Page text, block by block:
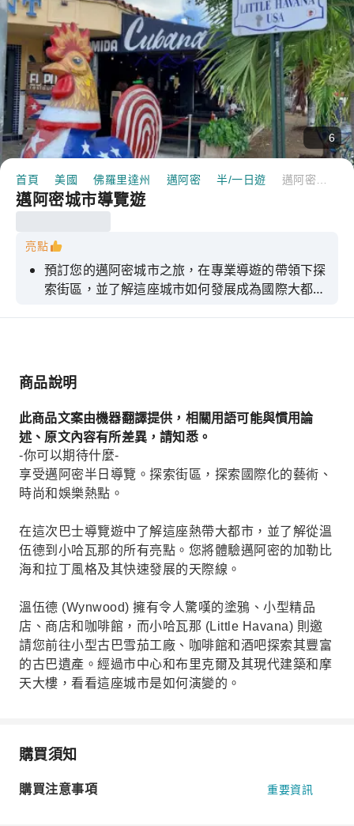
6
首頁 美國 佛羅里達州 邁阿密 半/一日遊
邁阿密城市導覽遊
亮點
預訂您的邁阿密城市之旅，在專業導遊的帶領下探
索街區，並了解這座城市如何發展成為國際大都
商品說明
此商品文案由機器翻譯提供，相關用語可能與慣用論
述、原文內容有所差異，請知悉。
-你可以期待什麼-
享受邁阿密半日導覽。探索街區，探索國際化的藝術、
時尚和娛樂熱點。
在這次巴士導覽遊中了解這座熱帶大都市，並了解從溫
伍德到小哈瓦那的所有亮點。您將體驗邁阿密的加勒比
海和拉丁風格及其快速發展的天際線。
溫伍德 (Wynwood) 擁有令人驚嘆的塗鴉、小型精品
店、商店和咖啡館，而小哈瓦那 (Little Havana) 則邀
請您前往小型古巴雪茄工廠、咖啡館和酒吧探索其豐富
的古巴遺產。經過市中心和布里克爾及其現代建築和摩
天大樓，看看這座城市是如何演變的。
購買須知
購買注意事項 重要資訊